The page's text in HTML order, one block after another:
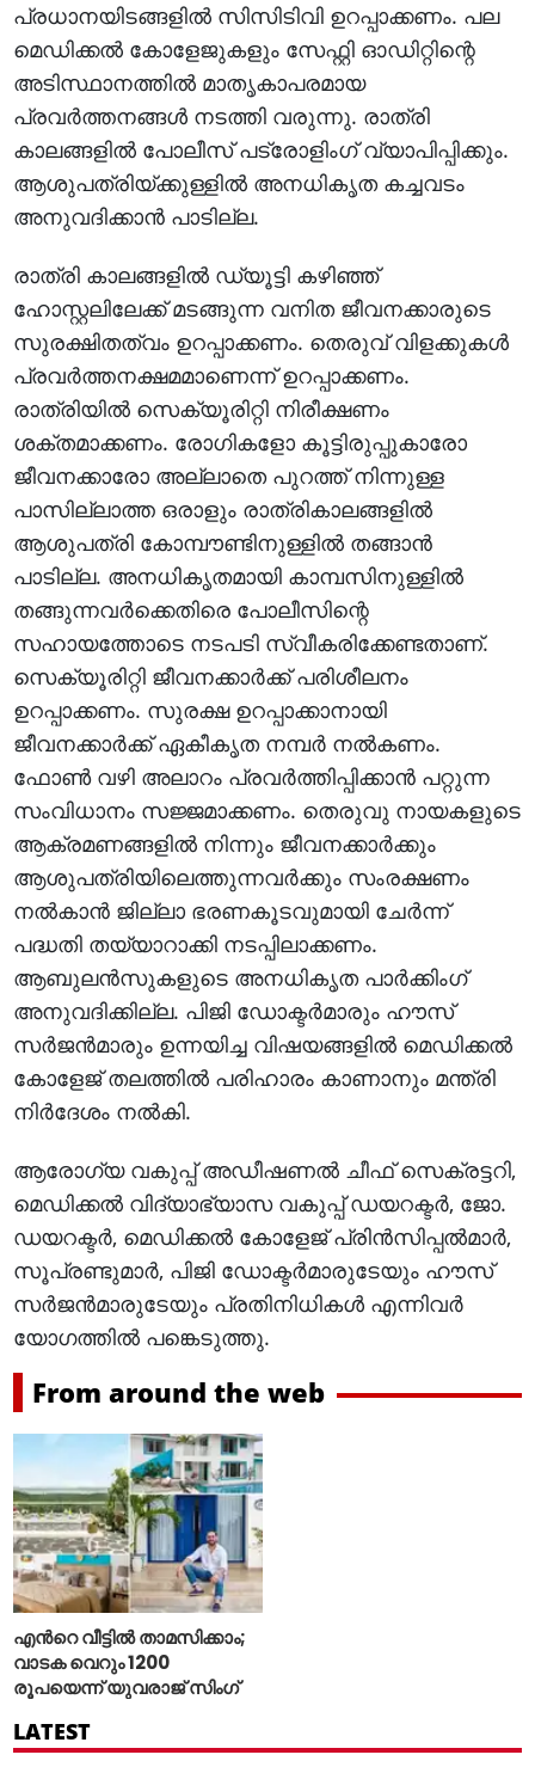
പ്രധാനയിടങ്ങളില്‍ സിസിടിവി ഉറപ്പാക്കണം. പല
മെഡിക്കല്‍ കോളേജുകളും സേഫ്റ്റി ഓഡിറ്റിന്റെ
അടിസ്ഥാനത്തില്‍ മാതൃകാപരമായ
പ്രവര്‍ത്തനങ്ങള്‍ നടത്തി വരുന്നു. രാത്രി
കാലങ്ങളില്‍ പോലീസ് പട്രോളിംഗ് വ്യാപിപ്പിക്കും.
ആശുപത്രിയ്ക്കുള്ളില്‍ അനധികൃത കച്ചവടം
അനുവദിക്കാന്‍ പാടില്ല.
രാത്രി കാലങ്ങളില്‍ ഡ്യൂട്ടി കഴിഞ്ഞ്
ഹോസ്റ്റലിലേക്ക് മടങ്ങുന്ന വനിത ജീവനക്കാരുടെ
സുരക്ഷിതത്വം ഉറപ്പാക്കണം. തെരുവ് വിളക്കുകള്‍
പ്രവര്‍ത്തനക്ഷമമാണെന്ന് ഉറപ്പാക്കണം.
രാത്രിയില്‍ സെക്യൂരിറ്റി നിരീക്ഷണം
ശക്തമാക്കണം. രോഗികളോ കൂട്ടിരുപ്പുകാരോ
ജീവനക്കാരോ അല്ലാതെ പുറത്ത് നിന്നുള്ള
പാസില്ലാത്ത ഒരാളും രാത്രികാലങ്ങളില്‍
ആശുപത്രി കോമ്പൗണ്ടിനുള്ളില്‍ തങ്ങാന്‍
പാടില്ല. അനധികൃതമായി കാമ്പസിനുള്ളില്‍
തങ്ങുന്നവര്‍ക്കെതിരെ പോലീസിന്റെ
സഹായത്തോടെ നടപടി സ്വീകരിക്കേണ്ടതാണ്.
സെക്യൂരിറ്റി ജീവനക്കാര്‍ക്ക് പരിശീലനം
ഉറപ്പാക്കണം. സുരക്ഷ ഉറപ്പാക്കാനായി
ജീവനക്കാര്‍ക്ക് ഏകീകൃത നമ്പര്‍ നല്‍കണം.
ഫോണ്‍ വഴി അലാറം പ്രവര്‍ത്തിപ്പിക്കാന്‍ പറ്റുന്ന
സംവിധാനം സജ്ജമാക്കണം. തെരുവു നായകളുടെ
ആക്രമണങ്ങളില്‍ നിന്നും ജീവനക്കാര്‍ക്കും
ആശുപത്രിയിലെത്തുന്നവര്‍ക്കും സംരക്ഷണം
നല്‍കാന്‍ ജില്ലാ ഭരണകൂടവുമായി ചേര്‍ന്ന്
പദ്ധതി തയ്യാറാക്കി നടപ്പിലാക്കണം.
ആബുലന്‍സുകളുടെ അനധികൃത പാര്‍ക്കിംഗ്
അനുവദിക്കില്ല. പിജി ഡോക്ടര്‍മാരും ഹൗസ്
സര്‍ജന്‍മാരും ഉന്നയിച്ച വിഷയങ്ങളില്‍ മെഡിക്കല്‍
കോളേജ് തലത്തില്‍ പരിഹാരം കാണാനും മന്ത്രി
നിര്‍ദേശം നല്‍കി.
ആരോഗ്യ വകുപ്പ് അഡീഷണല്‍ ചീഫ് സെക്രട്ടറി,
മെഡിക്കല്‍ വിദ്യാഭ്യാസ വകുപ്പ് ഡയറക്ടര്‍, ജോ.
ഡയറക്ടര്‍, മെഡിക്കല്‍ കോളേജ് പ്രിന്‍സിപ്പല്‍മാര്‍,
സൂപ്രണ്ടുമാര്‍, പിജി ഡോക്ടര്‍മാരുടേയും ഹൗസ്
സര്‍ജന്‍മാരുടേയും പ്രതിനിധികള്‍ എന്നിവര്‍
യോഗത്തില്‍ പങ്കെടുത്തു.
From around the web
എന്‍റെ വീട്ടില്‍ താമസിക്കാം;
വാടക വെറും 1200
രൂപയെന്ന് യുവരാജ് സിംഗ്
LATEST